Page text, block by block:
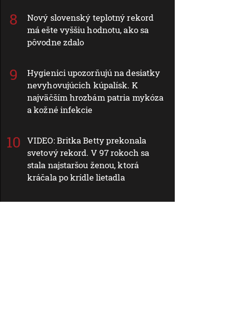
Nový slovenský teplotný rekord
má ešte vyššiu hodnotu, ako sa
pôvodne zdalo
Hygienici upozorňujú na desiatky
nevyhovujúcich kúpalísk. K
najväčším hrozbám patria mykóza
a kožné infekcie
VIDEO: Britka Betty prekonala
svetový rekord. V 97 rokoch sa
stala najstaršou ženou, ktorá
kráčala po krídle lietadla